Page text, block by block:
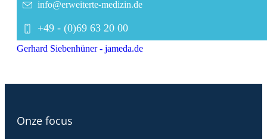
info@erweiterte-medizin.de
+49 - (0)69 63 20 00
Gerhard Siebenhüner - jameda.de
Onze focus